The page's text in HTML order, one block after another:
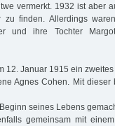
vermerkt. 1932 ist aber
zu finden. Allerdings
und ihre Tochter
12. Januar 1915 ein
Agnes Cohen. Mit
seines Lebens
gemeinsam mit